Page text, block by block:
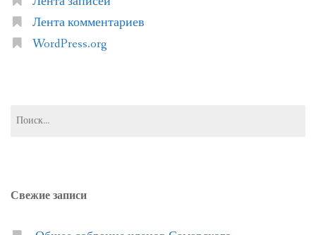
Лента комментариев
WordPress.org
Свежие записи